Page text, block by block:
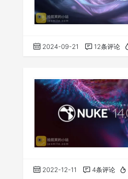
2024-09-21 12条评论
2022-12-11 4条评论